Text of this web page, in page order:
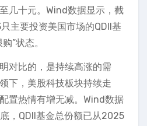
几十元。Wind数据显示，截
主要投资美国市场的QDII基
”状态。
对比的，是持续高涨的需
下，美股科技板块持续走
置热情有增无减。Wind数据
，QDII基金总份额已从2025